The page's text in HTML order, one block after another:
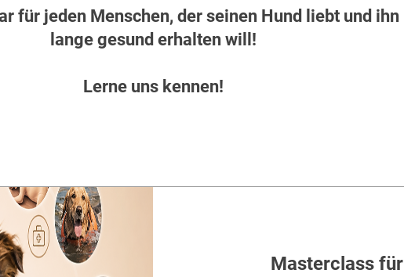
für jeden Menschen, der seinen Hund liebt und ihn
lange gesund erhalten will!
Lerne uns kennen!
Masterclass für